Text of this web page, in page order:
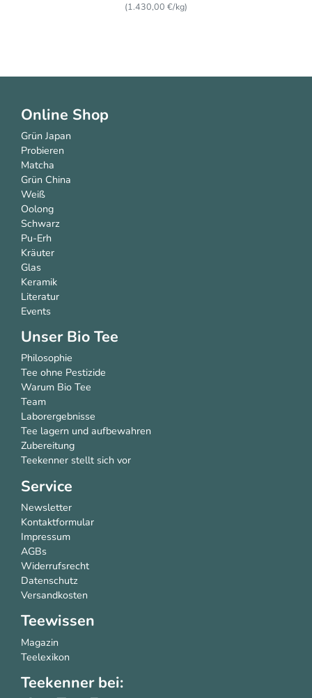
(1.430,00 €/kg)
Online Shop
Grün Japan
Probieren
Matcha
Grün China
Weiß
Oolong
Schwarz
Pu-Erh
Kräuter
Glas
Keramik
Literatur
Events
Unser Bio Tee
Philosophie
Tee ohne Pestizide
Warum Bio Tee
Team
Laborergebnisse
Tee lagern und aufbewahren
Zubereitung
Teekenner stellt sich vor
Service
Newsletter
Kontaktformular
Impressum
AGBs
Widerrufsrecht
Datenschutz
Versandkosten
Teewissen
Magazin
Teelexikon
Teekenner bei: